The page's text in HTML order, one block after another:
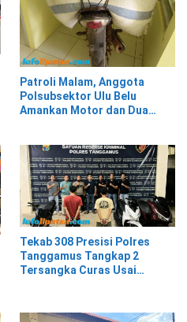
Patroli Malam, Anggota
Polsubsektor Ulu Belu
Amankan Motor dan Dua
Tekab 308 Presisi Polres
Tanggamus Tangkap 2
Tersangka Curas Usai